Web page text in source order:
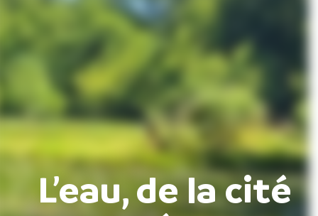
L’eau, de la cité